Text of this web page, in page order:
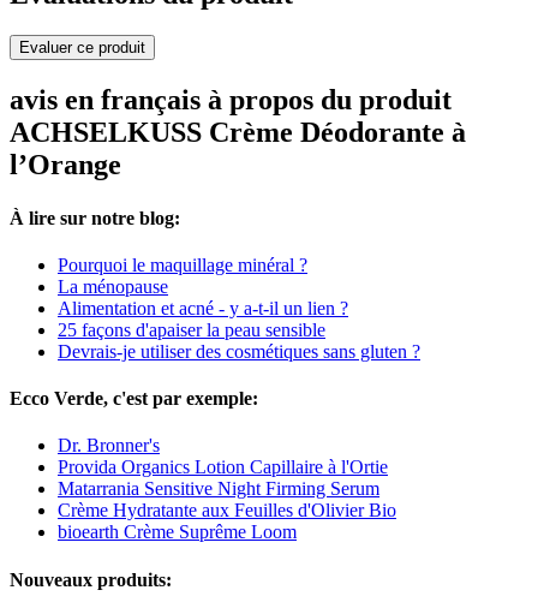
Evaluer ce produit
avis en français à propos du produit
ACHSELKUSS Crème Déodorante à
l’Orange
À lire sur notre blog:
Pourquoi le maquillage minéral ?
La ménopause
Alimentation et acné - y a-t-il un lien ?
25 façons d'apaiser la peau sensible
Devrais-je utiliser des cosmétiques sans gluten ?
Ecco Verde, c'est par exemple:
Dr. Bronner's
Provida Organics Lotion Capillaire à l'Ortie
Matarrania Sensitive Night Firming Serum
Crème Hydratante aux Feuilles d'Olivier Bio
bioearth Crème Suprême Loom
Nouveaux produits: